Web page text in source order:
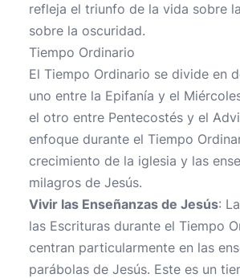
refleja el triunfo de la vida sobre
sobre la oscuridad.
Tiempo Ordinario
El Tiempo Ordinario se divide en
uno entre la Epifanía y el
el otro entre Pentecostés y el
enfoque durante el Tiempo
crecimiento de la iglesia y las
milagros de Jesús.
Vivir las Enseñanzas de Jesús:
las Escrituras durante el Tiempo
centran particularmente en las
parábolas de Jesús. Este es un